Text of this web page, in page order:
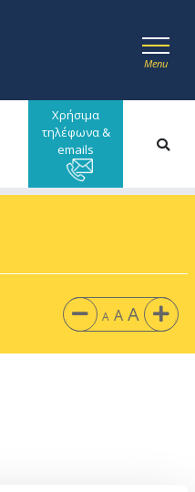
Menu
Χρήσιμα
τηλέφωνα &
emails
A A A